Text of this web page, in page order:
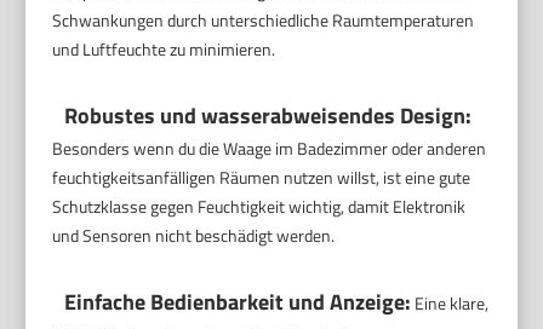
Schwankungen durch unterschiedliche Raumtemperaturen
und Luftfeuchte zu minimieren.
Robustes und wasserabweisendes Design:
Besonders wenn du die Waage im Badezimmer oder anderen
feuchtigkeitsanfälligen Räumen nutzen willst, ist eine gute
Schutzklasse gegen Feuchtigkeit wichtig, damit Elektronik
und Sensoren nicht beschädigt werden.
Einfache Bedienbarkeit und Anzeige: Eine klare,